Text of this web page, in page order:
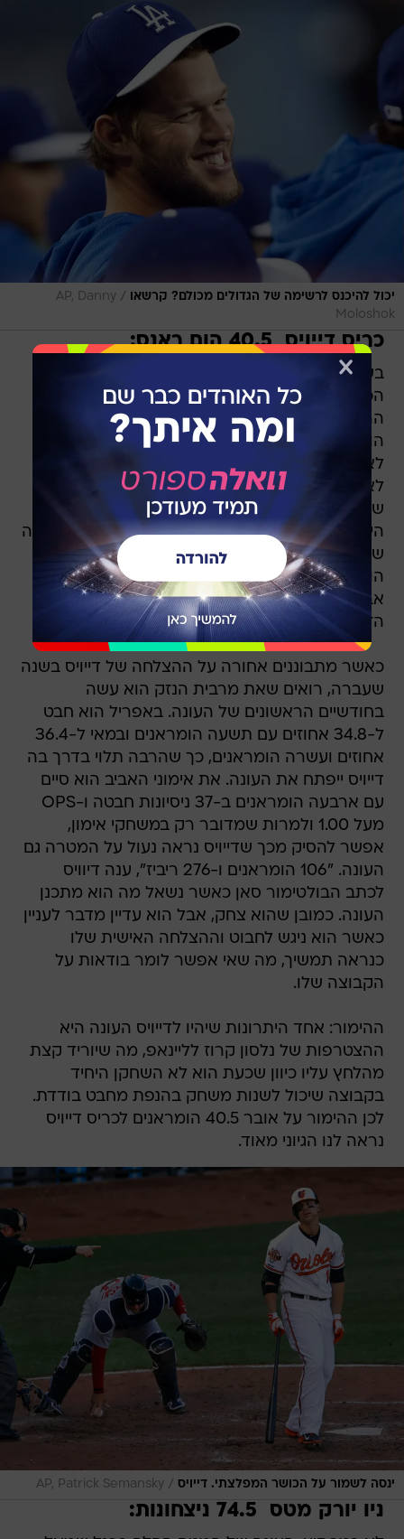
יכול להיכנס לרשימה של הגדולים מכולם? קרשאו /
AP, Danny
Moloshok
כריס דייויס  40.5 הום ראנס:
בשנה שעברה, דייויס התפוצץ והציג סוף סוף את
הכוח עליו דיברו כל השנים בטקסס. שחקן הבסיס
הומראנים ו-138 הכנסות רצים, דבר שלא עזר בסוף
לאוריולס להיכנס לפלייאוף, אבל לפחות סיפק
לאוהדים שם שהם יכולים לשאת על גב החולצה
שלהם בגאווה אחרי כל השנים בהם ניק מרקאקיס
היה השם "החם" באזור. ההתפוצצות של דייויס בשנה
שעברה קצת הפתיעה, כי מדובר בשיפור של 20
הזדמנויות לחבוט.
כאשר מתבוננים אחורה על ההצלחה של דייויס בשנה
שעברה, רואים שאת מרבית הנזק הוא עשה
בחודשיים הראשונים של העונה. באפריל הוא חבט
ל-34.8 אחוזים עם תשעה הומראנים ובמאי ל-36.4
אחוזים ועשרה הומראנים, כך שהרבה תלוי בדרך בה
דייויס ייפתח את העונה. את אימוני האביב הוא סיים
עם ארבעה הומראנים ב-37 ניסיונות חבטה ו-OPS
מעל 1.00 ולמרות שמדובר רק במשחקי אימון,
אפשר להסיק מכך שדייויס נראה נעול על המטרה גם
העונה. "106 הומראנים ו-276 ריביז", ענה דיוויס
לכתב הבולטימור סאן כאשר נשאל מה הוא מתכנן
העונה. כמובן שהוא צחק, אבל הוא עדיין מדבר לעניין
כאשר הוא ניגש לחבוט וההצלחה האישית שלו
כנראה תמשיך, מה שאי אפשר לומר בודאות על
הקבוצה שלו.
ההימור: אחד היתרונות שיהיו לדייויס העונה היא
ההצטרפות של נלסון קרוז לליינאפ, מה שיוריד קצת
מהלחץ עליו כיוון שכעת הוא לא השחקן היחיד
בקבוצה שיכול לשנות משחק בהנפת מחבט בודדת.
לכן ההימור על אובר 40.5 הומראנים לכריס דייויס
נראה לנו הגיוני מאוד.
ינסה לשמור על הכושר המפלצתי. דייויס /
AP, Patrick Semansky
ניו יורק מטס  74.5 ניצחונות: